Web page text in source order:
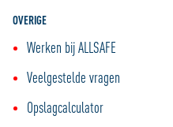
OVERIGE
Werken bij ALLSAFE
Veelgestelde vragen
Opslagcalculator